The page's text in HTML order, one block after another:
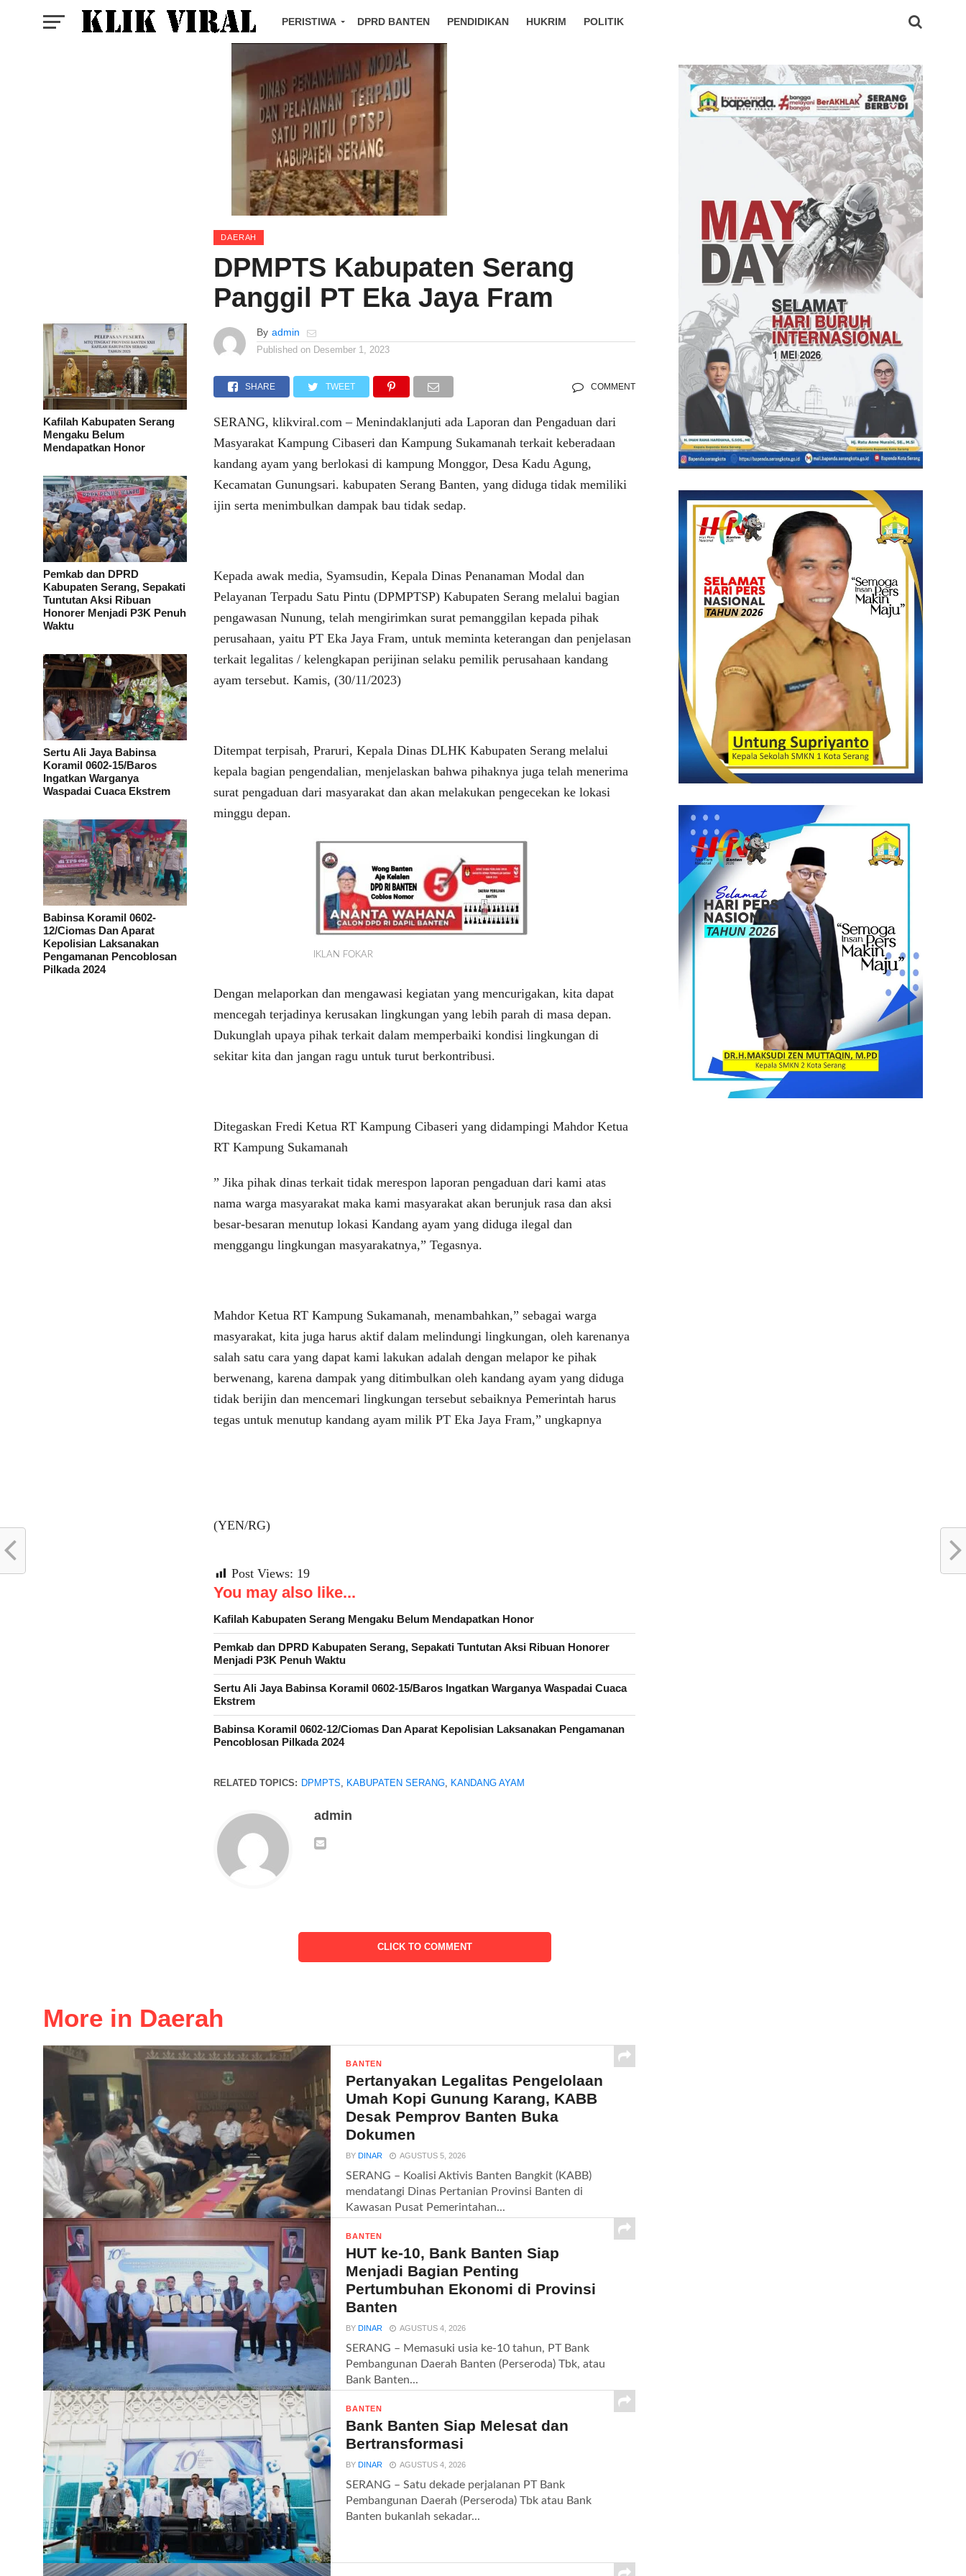
PERISTIWA DPRD BANTEN PENDIDIKAN HUKRIM POLITIK
Kafilah Kabupaten Serang
Mengaku Belum
Mendapatkan Honor
Pemkab dan DPRD
Kabupaten Serang, Sepakati
Tuntutan Aksi Ribuan
Honorer Menjadi P3K Penuh
Waktu
Sertu Ali Jaya Babinsa
Koramil 0602-15/Baros
Ingatkan Warganya
Waspadai Cuaca Ekstrem
Babinsa Koramil 0602-
12/Ciomas Dan Aparat
Kepolisian Laksanakan
Pengamanan Pencoblosan
Pilkada 2024
DAERAH
DPMPTS Kabupaten Serang
Panggil PT Eka Jaya Fram
By admin
Published on Desember 1, 2023
SHARE TWEET COMMENT
SERANG, klikviral.com – Menindaklanjuti ada Laporan dan Pengaduan dari
Masyarakat Kampung Cibaseri dan Kampung Sukamanah terkait keberadaan
kandang ayam yang berlokasi di kampung Monggor, Desa Kadu Agung,
Kecamatan Gunungsari. kabupaten Serang Banten, yang diduga tidak memiliki
ijin serta menimbulkan dampak bau tidak sedap.
Kepada awak media, Syamsudin, Kepala Dinas Penanaman Modal dan
Pelayanan Terpadu Satu Pintu (DPMPTSP) Kabupaten Serang melalui bagian
pengawasan Nunung, telah mengirimkan surat pemanggilan kepada pihak
perusahaan, yaitu PT Eka Jaya Fram, untuk meminta keterangan dan penjelasan
terkait legalitas / kelengkapan perijinan selaku pemilik perusahaan kandang
ayam tersebut. Kamis, (30/11/2023)
Ditempat terpisah, Praruri, Kepala Dinas DLHK Kabupaten Serang melalui
kepala bagian pengendalian, menjelaskan bahwa pihaknya juga telah menerima
surat pengaduan dari masyarakat dan akan melakukan pengecekan ke lokasi
minggu depan.
IKLAN FOKAR
Dengan melaporkan dan mengawasi kegiatan yang mencurigakan, kita dapat
mencegah terjadinya kerusakan lingkungan yang lebih parah di masa depan.
Dukunglah upaya pihak terkait dalam memperbaiki kondisi lingkungan di
sekitar kita dan jangan ragu untuk turut berkontribusi.
Ditegaskan Fredi Ketua RT Kampung Cibaseri yang didampingi Mahdor Ketua
RT Kampung Sukamanah
” Jika pihak dinas terkait tidak merespon laporan pengaduan dari kami atas
nama warga masyarakat maka kami masyarakat akan berunjuk rasa dan aksi
besar-besaran menutup lokasi Kandang ayam yang diduga ilegal dan
menggangu lingkungan masyarakatnya,” Tegasnya.
Mahdor Ketua RT Kampung Sukamanah, menambahkan,” sebagai warga
masyarakat, kita juga harus aktif dalam melindungi lingkungan, oleh karenanya
salah satu cara yang dapat kami lakukan adalah dengan melapor ke pihak
berwenang, karena dampak yang ditimbulkan oleh kandang ayam yang diduga
tidak berijin dan mencemari lingkungan tersebut sebaiknya Pemerintah harus
tegas untuk menutup kandang ayam milik PT Eka Jaya Fram,” ungkapnya
(YEN/RG)
Post Views: 19
You may also like...
Kafilah Kabupaten Serang Mengaku Belum Mendapatkan Honor
Pemkab dan DPRD Kabupaten Serang, Sepakati Tuntutan Aksi Ribuan Honorer
Menjadi P3K Penuh Waktu
Sertu Ali Jaya Babinsa Koramil 0602-15/Baros Ingatkan Warganya Waspadai Cuaca
Ekstrem
Babinsa Koramil 0602-12/Ciomas Dan Aparat Kepolisian Laksanakan Pengamanan
Pencoblosan Pilkada 2024
RELATED TOPICS: DPMPTS, KABUPATEN SERANG, KANDANG AYAM
admin
CLICK TO COMMENT
More in Daerah
BANTEN
Pertanyakan Legalitas Pengelolaan
Umah Kopi Gunung Karang, KABB
Desak Pemprov Banten Buka
Dokumen
BYDINAR AGUSTUS 5, 2026
SERANG – Koalisi Aktivis Banten Bangkit (KABB)
mendatangi Dinas Pertanian Provinsi Banten di
Kawasan Pusat Pemerintahan...
BANTEN
HUT ke-10, Bank Banten Siap
Menjadi Bagian Penting
Pertumbuhan Ekonomi di Provinsi
Banten
BYDINAR AGUSTUS 4, 2026
SERANG – Memasuki usia ke-10 tahun, PT Bank
Pembangunan Daerah Banten (Perseroda) Tbk, atau
Bank Banten...
BANTEN
Bank Banten Siap Melesat dan
Bertransformasi
BYDINAR AGUSTUS 4, 2026
SERANG – Satu dekade perjalanan PT Bank
Pembangunan Daerah (Perseroda) Tbk atau Bank
Banten bukanlah sekadar...